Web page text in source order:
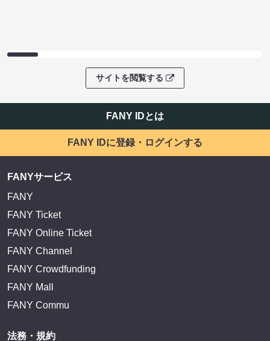
サイトを閲覧する
FANY IDとは
FANY IDに登録・ログインする
FANYサービス
FANY
FANY Ticket
FANY Online Ticket
FANY Channel
FANY Crowdfunding
FANY Mall
FANY Commu
法務・規約